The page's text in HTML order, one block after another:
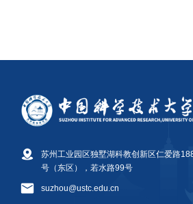
苏州工业园区独墅湖科教创新区仁爱路
号（东区），若水路99号
suzhou@ustc.edu.cn